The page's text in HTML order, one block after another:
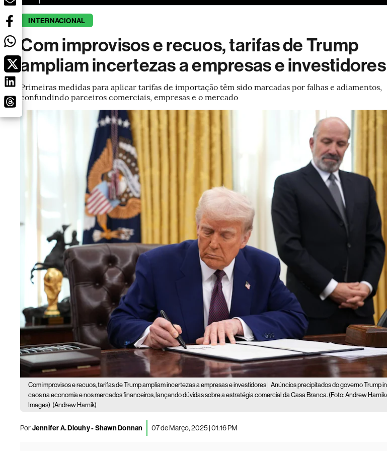
INTERNACIONAL
Com improvisos e recuos, tarifas de Trump
ampliam incertezas a empresas e investidores
Primeiras medidas para aplicar tarifas de importação têm sido marcadas por falhas e adiamentos,
confundindo parceiros comerciais, empresas e o mercado
Com improvisos e recuos, tarifas de Trump ampliam incertezas a empresas e investidores |
Anúncios precipitados do governo Trump
caos na economia e nos mercados financeiros, lançando dúvidas sobre a estratégia comercial da Casa Branca. (Foto: Andrew
Images) (Andrew Harnik)
PorJennifer A. Dlouhy - Shawn Donnan 07 de Março, 2025 | 01:16 PM